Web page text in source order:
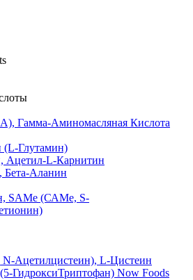
Гамма-Аминомасляная Кислота
Глутамин)
Ацетил-L-Карнитин
Бета-Аланин
SAMe (САМе, S-
Ацетилцистеин), L-Цистеин
ГидроксиТриптофан) Now Foods